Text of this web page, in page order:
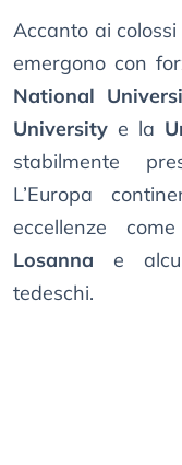
Accanto ai
emergono con
National
University e la
stabilmente
L’Europa
eccellenze
Losanna e
tedeschi.